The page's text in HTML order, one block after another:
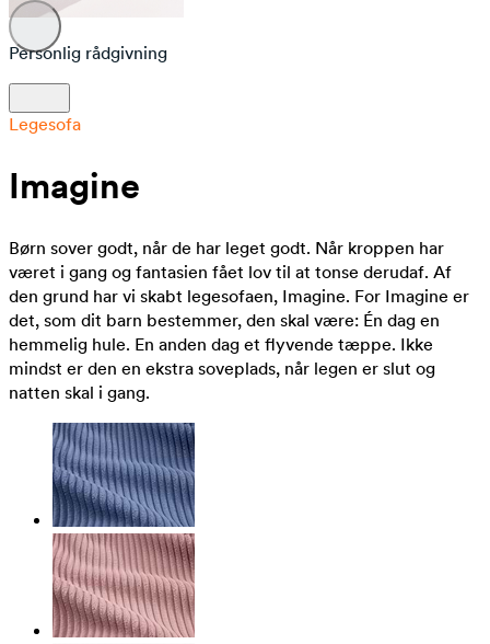
Personlig rådgivning
Legesofa
Imagine
Børn sover godt, når de har leget godt. Når kroppen har
været i gang og fantasien fået lov til at tonse derudaf. Af
den grund har vi skabt legesofaen, Imagine. For Imagine er
det, som dit barn bestemmer, den skal være: Én dag en
hemmelig hule. En anden dag et flyvende tæppe. Ikke
mindst er den en ekstra soveplads, når legen er slut og
natten skal i gang.